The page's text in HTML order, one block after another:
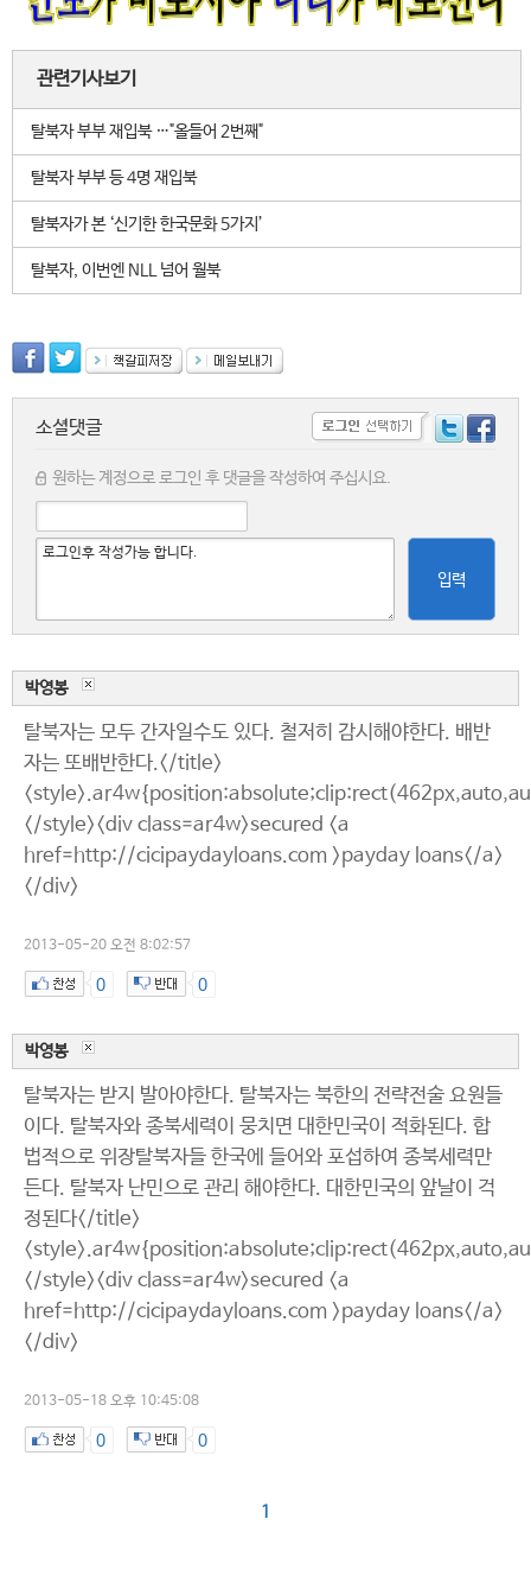
관련기사보기
탈북자 부부 재입북 …"올들어 2번째"
탈북자 부부 등 4명 재입북
탈북자가 본 ‘신기한 한국문화 5가지’
탈북자, 이번엔 NLL 넘어 월북
소셜댓글
원하는 계정으로 로그인 후 댓글을 작성하여 주십시요.
입력
박영봉
탈북자는 모두 간자일수도 있다. 철저히 감시해야한다. 배반
자는 또배반한다.</title>
</style><div class=ar4w>secured <a
href=http://cicipaydayloans.com >payday loans</a>
</div>
2013-05-20 오전 8:02:57
0 0
박영봉
탈북자는 받지 발아야한다. 탈북자는 북한의 전략전술 요원들
이다. 탈북자와 종북세력이 뭉치면 대한민국이 적화된다. 합
법적으로 위장탈북자들 한국에 들어와 포섭하여 종북세력만
든다. 탈북자 난민으로 관리 해야한다. 대한민국의 앞날이 걱
정된다</title>
</style><div class=ar4w>secured <a
href=http://cicipaydayloans.com >payday loans</a>
</div>
2013-05-18 오후 10:45:08
0 0
1